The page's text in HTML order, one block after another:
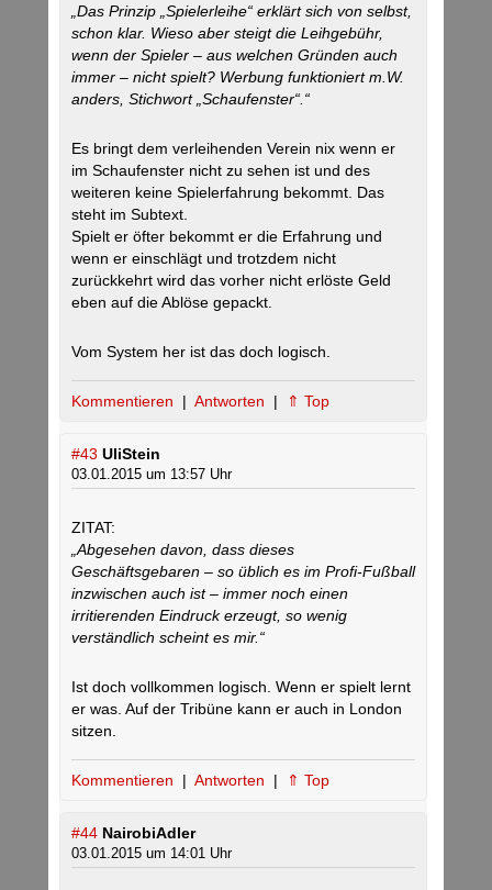
„Das Prinzip „Spielerleihe“ erklärt sich von selbst,
schon klar. Wieso aber steigt die Leihgebühr,
wenn der Spieler – aus welchen Gründen auch
immer – nicht spielt? Werbung funktioniert m.W.
anders, Stichwort „Schaufenster“.“
Es bringt dem verleihenden Verein nix wenn er
im Schaufenster nicht zu sehen ist und des
weiteren keine Spielerfahrung bekommt. Das
steht im Subtext.
Spielt er öfter bekommt er die Erfahrung und
wenn er einschlägt und trotzdem nicht
zurückkehrt wird das vorher nicht erlöste Geld
eben auf die Ablöse gepackt.
Vom System her ist das doch logisch.
Kommentieren | Antworten | ⇑ Top
#43 UliStein
03.01.2015 um 13:57 Uhr
ZITAT:
„Abgesehen davon, dass dieses
Geschäftsgebaren – so üblich es im Profi-Fußball
inzwischen auch ist – immer noch einen
irritierenden Eindruck erzeugt, so wenig
verständlich scheint es mir.“
Ist doch vollkommen logisch. Wenn er spielt lernt
er was. Auf der Tribüne kann er auch in London
sitzen.
Kommentieren | Antworten | ⇑ Top
#44 NairobiAdler
03.01.2015 um 14:01 Uhr